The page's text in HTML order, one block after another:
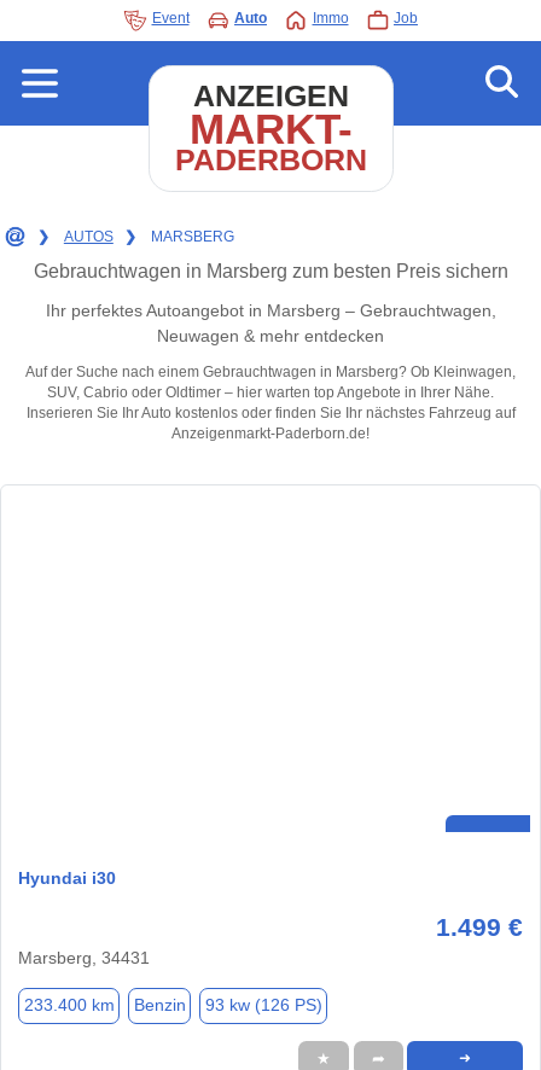
Event Auto Immo Job
ANZEIGEN
MARKT-
PADERBORN
❯ AUTOS ❯ MARSBERG
Gebrauchtwagen in Marsberg zum besten Preis sichern
Ihr perfektes Autoangebot in Marsberg – Gebrauchtwagen,
Neuwagen & mehr entdecken
Auf der Suche nach einem Gebrauchtwagen in Marsberg? Ob Kleinwagen,
SUV, Cabrio oder Oldtimer – hier warten top Angebote in Ihrer Nähe.
Inserieren Sie Ihr Auto kostenlos oder finden Sie Ihr nächstes Fahrzeug auf
Anzeigenmarkt-Paderborn.de!
Hyundai i30
1.499 €
Marsberg, 34431
233.400 km Benzin 93 kw (126 PS)
★ ➦ ➜